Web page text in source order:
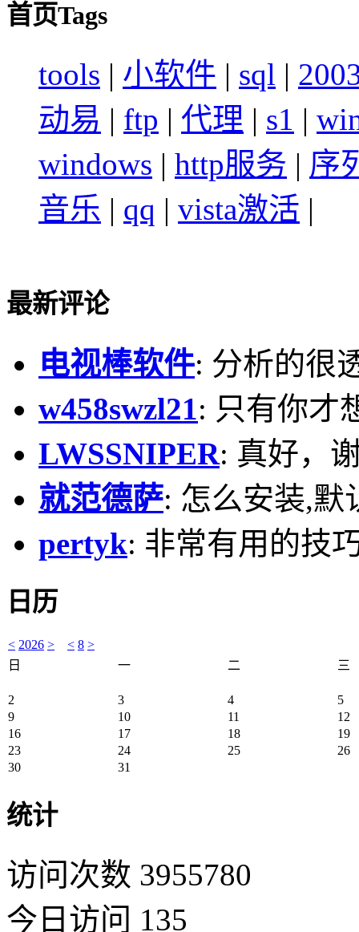
首页Tags
tools | 小软件 | sql |
动易 | ftp | 代理 | s1 |
windows | http服务 | 序
音乐 | qq | vista激活 |
最新评论
电视棒软件: 分析的很
w458swzl21 : 只有你才
LWSSNIPER: 真好，
就范德萨: 怎么安装,默
pertyk: 非常有用的技
日历
< 2026 > < 8 >
日
一 二 三
2 3 4
5
9
10 11
12
16
17 18
19
23
24 25
26
30
31
统计
访问次数 3955780
今日访问 135